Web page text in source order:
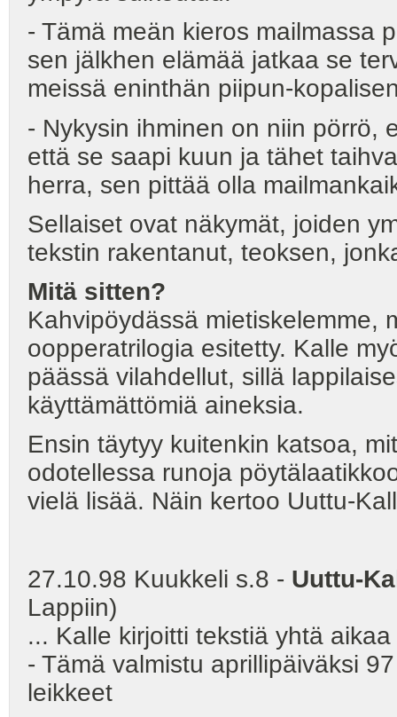
- Tämä meän kieros mailmassa
sen jälkhen elämää jatkaa se
meissä eninthän piipun-
- Nykysin ihminen on niin pörrö,
että se saapi kuun ja tähet
herra, sen pittää olla
Sellaiset ovat näkymät, joiden
tekstin rakentanut, teoksen,
Mitä sitten?
Kahvipöydässä mietiskelemme,
oopperatrilogia esitetty. Kalle
päässä vilahdellut, sillä
käyttämättömiä aineksia.
Ensin täytyy kuitenkin katsoa,
odotellessa runoja
vielä lisää. Näin kertoo Uuttu-
27.10.98 Kuukkeli s.8 - Uuttu-
Lappiin)
... Kalle kirjoitti tekstiä yhtä
- Tämä valmistu aprillipäiväksi
leikkeet